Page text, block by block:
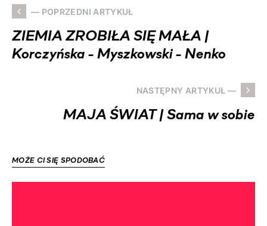
— POPRZEDNI ARTYKUŁ
ZIEMIA ZROBIŁA SIĘ MAŁA |
Korczyńska - Myszkowski - Nenko
NASTĘPNY ARTYKUŁ —
MAJA ŚWIAT | Sama w sobie
MOŻE CI SIĘ SPODOBAĆ